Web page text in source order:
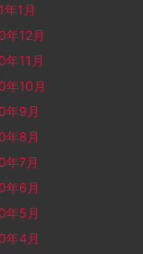
年1月
年12月
年11月
年10月
年9月
年8月
年7月
年6月
年5月
年4月